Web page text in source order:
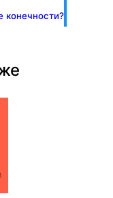
конечности?